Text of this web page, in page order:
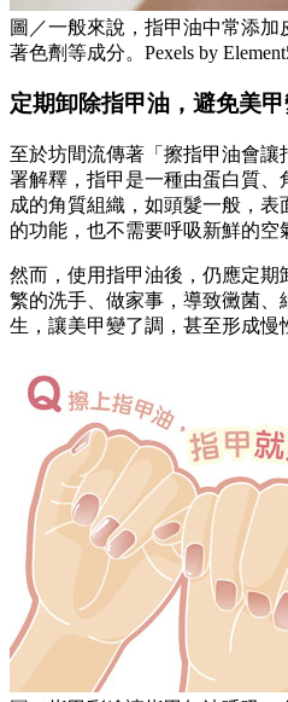
圖／一般來說，指甲油中常添加
著色劑等成分。Pexels by
定期卸除指甲油，避免美
至於坊間流傳著「擦指甲油會
署解釋，指甲是一種由蛋白質、
成的角質組織，如頭髮一般，
的功能，也不需要呼吸新鮮的空
然而，使用指甲油後，仍應定
繁的洗手、做家事，導致黴菌
生，讓美甲變了調，甚至形成慢